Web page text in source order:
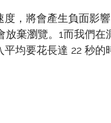
，將會產生負面影
放棄瀏覽。1而我們
均要花長達 22 秒的